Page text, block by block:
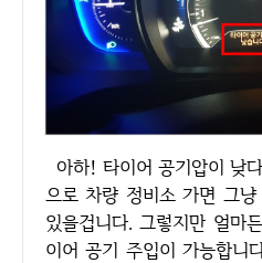
아하! 타이어 공기압이 낮다고 합니다. 그러면 기본적
으로 차량 정비소 가면 그
있을겁니다. 그렇지만 얼마
이어 공기 주입이 가능합니